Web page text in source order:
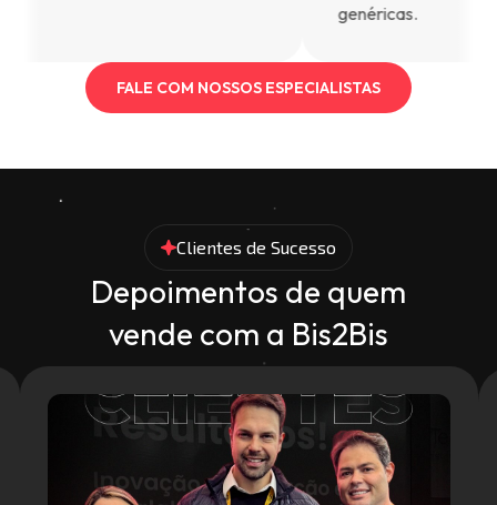
genéricas.
FALE COM NOSSOS ESPECIALISTAS
Clientes de Sucesso
Depoimentos de quem
vende com a Bis2Bis